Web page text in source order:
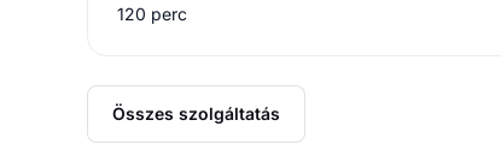
120 perc
Összes szolgáltatás